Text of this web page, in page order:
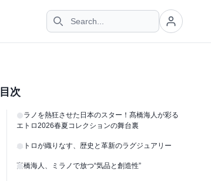
目次
ミラノを熱狂させた日本のスター！髙橋海人が彩る
エトロ2026春夏コレクションの舞台裏
エトロが織りなす、歴史と革新のラグジュアリー
髙橋海人、ミラノで放つ“気品と創造性”